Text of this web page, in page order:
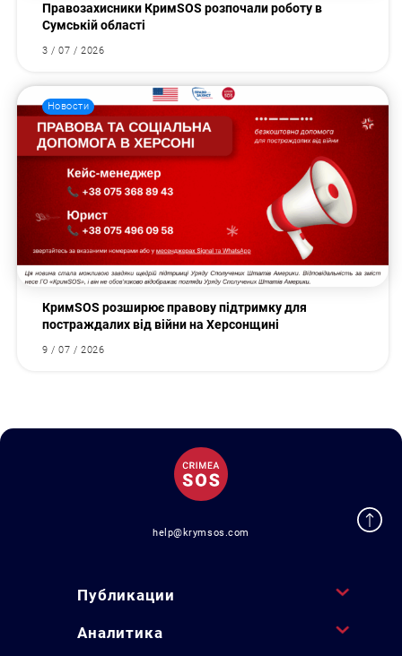
Правозахисники КримSOS розпочали роботу в
Сумській області
3 / 07 / 2026
Новости
КримSOS розширює правову підтримку для
постраждалих від війни на Херсонщині
9 / 07 / 2026
help@krymsos.com
Публикации
Аналитика